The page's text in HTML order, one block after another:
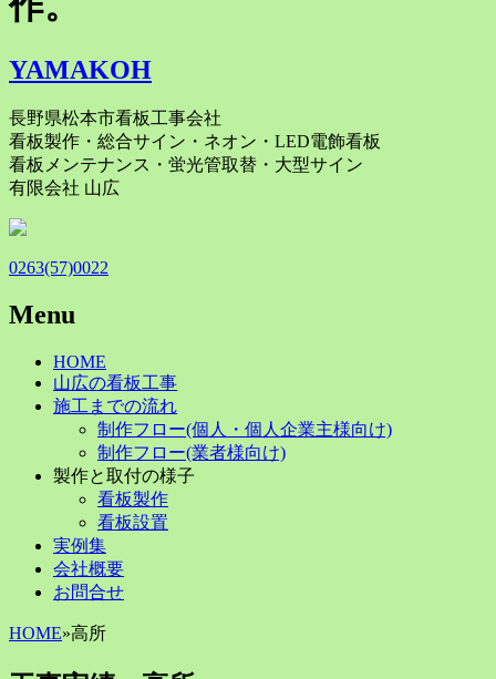
YAMAKOH
長野県松本市看板工事会社
看板製作・総合サイン・ネオン・LED電飾看板
看板メンテナンス・蛍光管取替・大型サイン
有限会社 山広
0263(57)0022
Menu
Skip
content
HOME
山広の看板工事
施工までの流れ
制作フロー(個人・個人企業主様向け)
制作フロー(業者様向け)
製作と取付の様子
看板製作
看板設置
実例集
会社概要
お問合せ
HOME»高所